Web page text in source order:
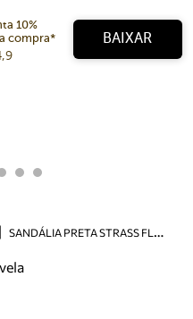
10%
compra*
BAIXAR
S
ANDÁLIA PRETA STRASS FLATFORM FIVELA